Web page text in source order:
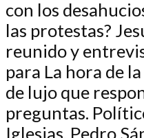
con los
las protestas?
reunido y
para La hora de
de lujo que
preguntas.
Iglesias, Pedro